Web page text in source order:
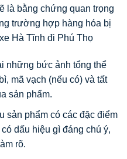
là bằng chứng quan trọng
trường hợp hàng hóa bị
Hà Tĩnh đi Phú Thọ
những bức ảnh tổng thể
mã vạch (nếu có) và tất
sản phẩm.
sản phẩm có các đặc điểm
dấu hiệu gì đáng chú ý,
rõ.